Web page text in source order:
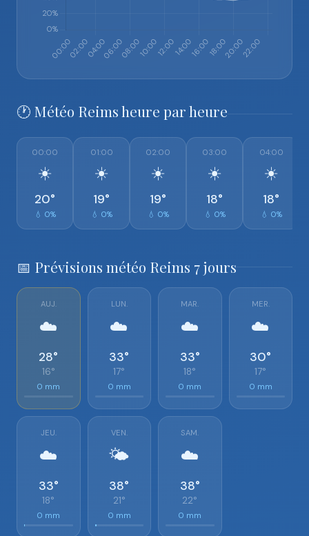
🕐 Météo Reims heure par heure
00:00
☀️
20°
💧 0%
01:00
☀️
19°
💧 0%
02:00
☀️
19°
💧 0%
03:00
☀️
18°
💧 0%
04:00
☀️
18°
💧 0%
📅 Prévisions météo Reims 7 jours
AUJ.
☁️
28°
16°
0 mm
LUN.
☁️
33°
17°
0 mm
MAR.
☁️
33°
18°
0 mm
MER.
☁️
30°
17°
0 mm
JEU.
☁️
33°
18°
0 mm
VEN.
🌤️
38°
21°
0 mm
SAM.
☁️
38°
22°
0 mm